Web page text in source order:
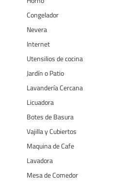
Congelador
Nevera
Internet
Utensilios de cocina
Jardín o Patio
Lavandería Cercana
Licuadora
Botes de Basura
Vajilla y Cubiertos
Maquina de Cafe
Lavadora
Mesa de Comedor